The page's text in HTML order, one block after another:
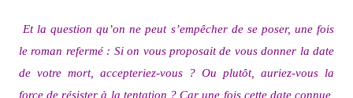
Et la question qu’on ne peut s’empêcher de se poser, une fois
le roman refermé : Si on vous proposait de vous donner la date
de votre mort, accepteriez-vous ? Ou plutôt, auriez-vous la
force de résister à la tentation ? Car une fois cette date connue,